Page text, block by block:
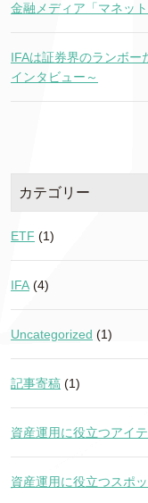
金融メディア「マネッ
IFAは証券界のランボー
インタビュー～
カテゴリー
ETF (1)
IFA (4)
Uncategorized (1)
記事寄稿 (1)
資産運用に役立つアイ
資産運用に役立つスポッ